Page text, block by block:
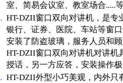
室、简易会议室、教室场合.....
． HT-DZII窗口双向对讲机，是专
银行、证券、医院、车站等窗
安装了防盗玻璃，服务人员和
HT-DZII窗口双向对讲机对讲机
授话，另一方应答，安装操作
． HT-DZII外型小巧美观，内外只